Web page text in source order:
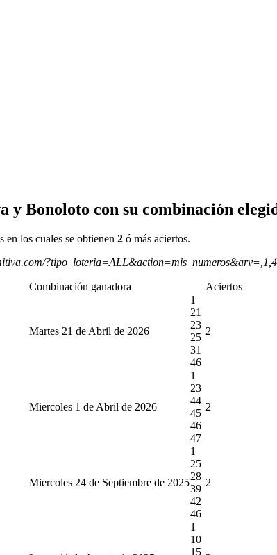
Bonoloto con su combinación
en los cuales se obtienen 2 ó más aciertos.
Combinación ganadora Aciertos
Martes 21 de Abril de 2026
1
21
23
25
31
46
2
Miercoles 1 de Abril de 2026
1
23
44
45
46
47
2
Miercoles 24 de Septiembre de 2025
1
25
28
39
42
46
2
1
10
15